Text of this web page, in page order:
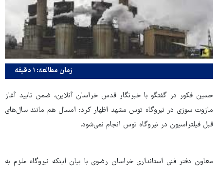
زمان مطالعه: ۱ دقیقه
حسین فکور در گفتگو با خبرنگار قدس خراسان آنلاین، ضمن تایید آغاز
مازوت سوزی در نیروگاه توس مشهد اظهار کرد: امسال هم مانند سال‌های
قبل فیلتراسیون در نیروگاه توس انجام نمی‌شود.
معاون دفتر فنی استانداری خراسان رضوی با بیان اینکه نیروگاه ملزم به